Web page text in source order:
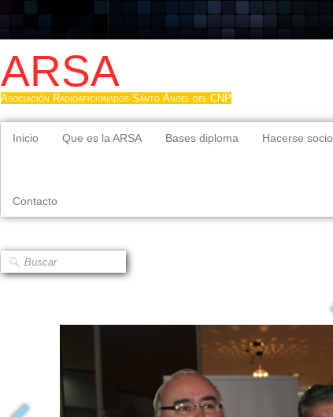
ARSA
Asociación Radioaficionados Santo Ángel del CNP
Inicio Que es la ARSA Bases diploma Hacerse socio
Contacto